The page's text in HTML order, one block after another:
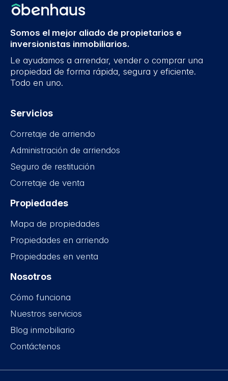
Somos el mejor aliado de propietarios e
inversionistas inmobiliarios.
Le ayudamos a arrendar, vender o comprar una
propiedad de forma rápida, segura y eficiente.
Todo en uno.
Servicios
Corretaje de arriendo
Administración de arriendos
Seguro de restitución
Corretaje de venta
Propiedades
Mapa de propiedades
Propiedades en arriendo
Propiedades en venta
Nosotros
Cómo funciona
Nuestros servicios
Blog inmobiliario
Contáctenos